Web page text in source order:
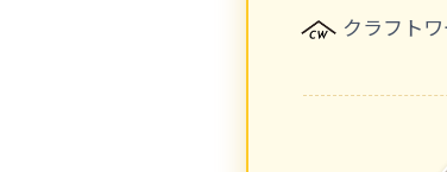
クラフト